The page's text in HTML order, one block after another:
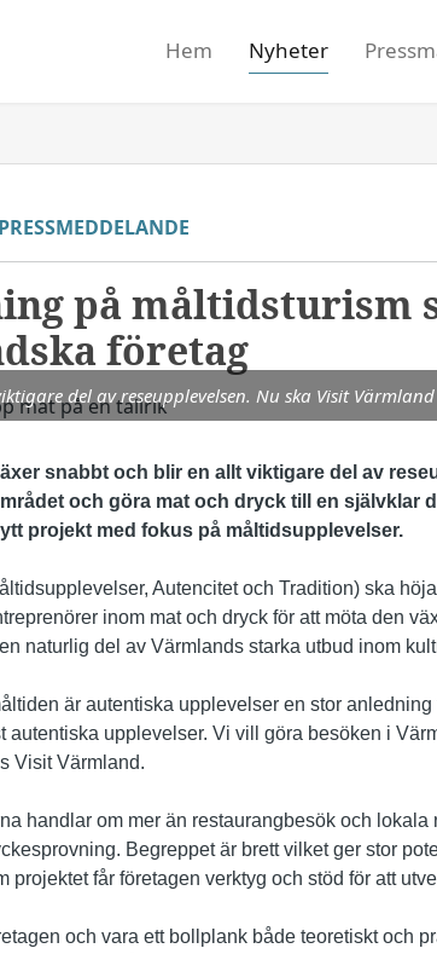
Hem Nyheter
PRESSMEDDELANDE
på måltidsturism
företag
del av reseupplevelsen. Nu ska Visit
snabbt och blir en allt viktigare del av
och göra mat och dryck till en självklar
projekt med fokus på måltidsupplevelser.
Autencitet och Tradition) ska
inom mat och dryck för att möta den
naturlig del av Värmlands starka utbud inom
är autentiska upplevelser en stor
autentiska upplevelser. Vi vill göra besöken i
Visit Värmland.
handlar om mer än restaurangbesök och lokala
Begreppet är brett vilket ger stor
projektet får företagen verktyg och stöd för att
och vara ett bollplank både teoretiskt och